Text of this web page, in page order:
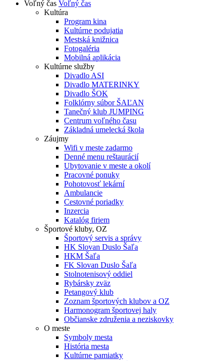
Voľný čas Voľný čas
Kultúra
Program kina
Kultúrne podujatia
Mestská knižnica
Fotogaléria
Mobilná aplikácia
Kultúrne služby
Divadlo ASI
Divadlo MATERINKY
Divadlo ŠOK
Folklórny súbor ŠAĽAN
Tanečný klub JUMPING
Centrum voľného času
Základná umelecká škola
Záujmy
Wifi v meste zadarmo
Denné menu reštaurácií
Ubytovanie v meste a okolí
Pracovné ponuky
Pohotovosť lekární
Ambulancie
Cestovné poriadky
Inzercia
Katalóg firiem
Športové kluby, OZ
Športový servis a správy
HK Slovan Duslo Šaľa
HKM Šaľa
FK Slovan Duslo Šaľa
Stolnotenisový oddiel
Rybársky zväz
Petangový klub
Zoznam športových klubov a OZ
Harmonogram športovej haly
Občianske združenia a neziskovky
O meste
Symboly mesta
História mesta
Kultúrne pamiatky